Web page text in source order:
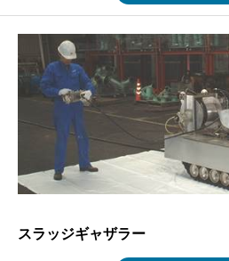
スラッジギャザラー